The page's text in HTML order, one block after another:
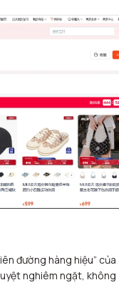
đường hàng hiệu” của
nghiêm ngặt, không